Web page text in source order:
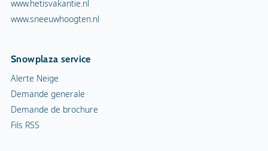
www.hetisvakantie.nl
www.sneeuwhoogten.nl
Snowplaza service
Alerte Neige
Demande generale
Demande de brochure
Fils RSS